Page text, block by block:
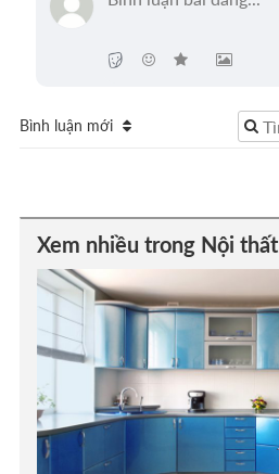
Bình luận mới
Xem nhiều trong Nội thất